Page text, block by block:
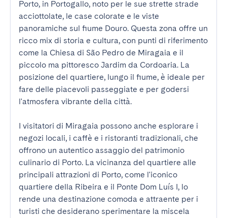
Porto, in Portogallo, noto per le sue strette strade
acciottolate, le case colorate e le viste
panoramiche sul fiume Douro. Questa zona offre un
ricco mix di storia e cultura, con punti di riferimento
come la Chiesa di São Pedro de Miragaia e il
piccolo ma pittoresco Jardim da Cordoaria. La
posizione del quartiere, lungo il fiume, è ideale per
fare delle piacevoli passeggiate e per godersi
l'atmosfera vibrante della città.
I visitatori di Miragaia possono anche esplorare i
negozi locali, i caffè e i ristoranti tradizionali, che
offrono un autentico assaggio del patrimonio
culinario di Porto. La vicinanza del quartiere alle
principali attrazioni di Porto, come l'iconico
quartiere della Ribeira e il Ponte Dom Luís I, lo
rende una destinazione comoda e attraente per i
turisti che desiderano sperimentare la miscela